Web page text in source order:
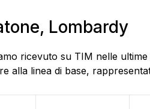
Lombardy
ricevuto su TIM nelle
alla linea di base,